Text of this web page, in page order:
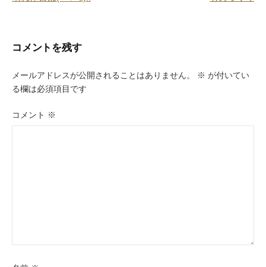
k
稿
ビ
ゲ
ー
シ
コメントを残す
メールアドレスが公開されることはありません。 ※ が付いてい
る欄は必須項目です
コメント ※